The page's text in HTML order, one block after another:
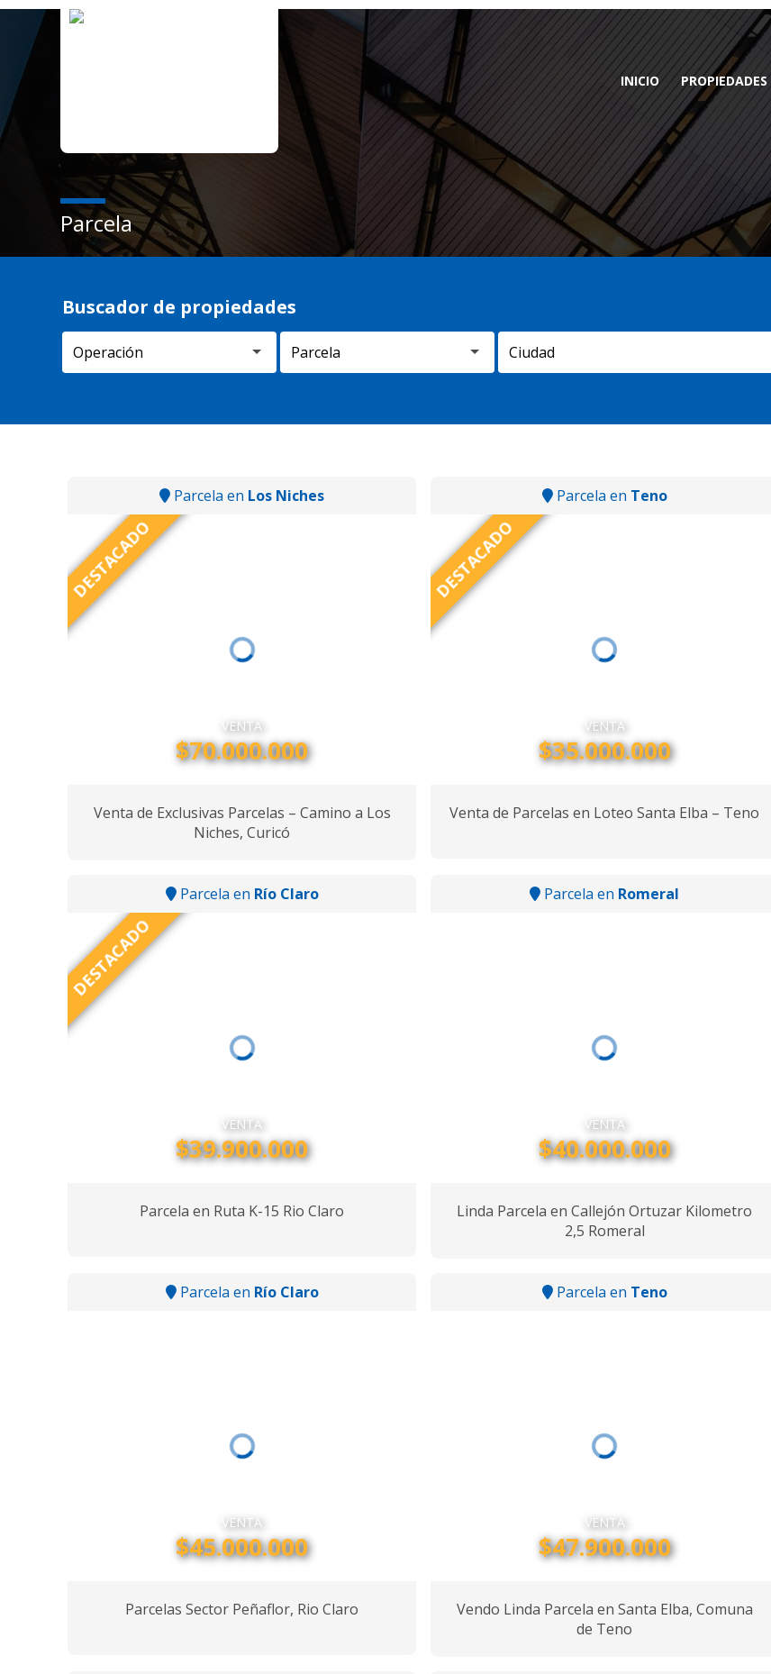
INICIO PROPIEDADES
Parcela
Buscador de propiedades
Parcela
Parcela en Los Niches
VENTA
$70.000.000
DESTACADO
Venta de Exclusivas Parcelas – Camino a Los
Niches, Curicó
Parcela en Teno
VENTA
$35.000.000
DESTACADO
Venta de Parcelas en Loteo Santa Elba – Teno
Parcela en Río Claro
VENTA
$39.900.000
DESTACADO
Parcela en Ruta K-15 Rio Claro
Parcela en Romeral
VENTA
$40.000.000
Linda Parcela en Callejón Ortuzar Kilometro
2,5 Romeral
Parcela en Río Claro
VENTA
$45.000.000
Parcelas Sector Peñaflor, Rio Claro
Parcela en Teno
VENTA
$47.900.000
Vendo Linda Parcela en Santa Elba, Comuna
de Teno